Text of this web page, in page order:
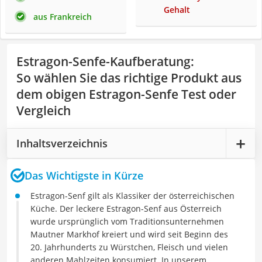
aus Frankreich
Gehalt
Estragon-Senfe-Kaufberatung:
So wählen Sie das richtige Produkt aus
dem obigen Estragon-Senfe Test oder
Vergleich
Inhaltsverzeichnis
Das Wichtigste in Kürze
Estragon-Senf gilt als Klassiker der österreichischen
Küche. Der leckere Estragon-Senf aus Österreich
wurde ursprünglich vom Traditionsunternehmen
Mautner Markhof kreiert und wird seit Beginn des
20. Jahrhunderts zu Würstchen, Fleisch und vielen